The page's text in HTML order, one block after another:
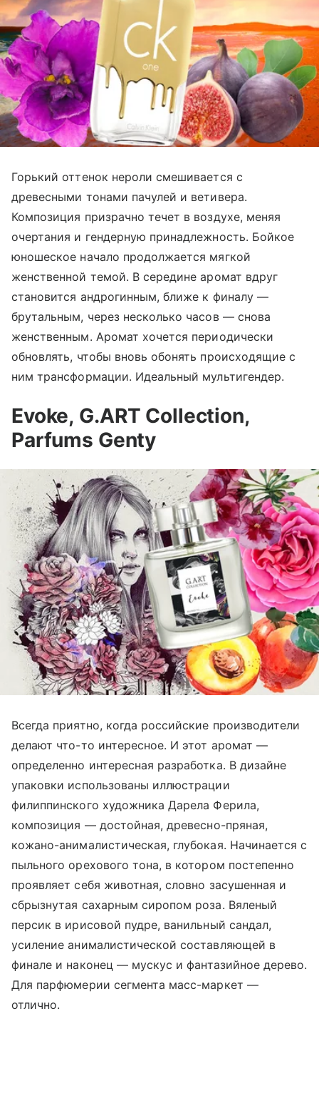
Горький оттенок нероли смешивается с
древесными тонами пачулей и ветивера.
Композиция призрачно течет в воздухе, меняя
очертания и гендерную принадлежность. Бойкое
юношеское начало продолжается мягкой
женственной темой. В середине аромат вдруг
становится андрогинным, ближе к финалу —
брутальным, через несколько часов —снова
женственным. Аромат хочется периодически
обновлять, чтобы вновь обонять происходящие с
ним трансформации. Идеальный мультигендер.
Evoke, G.ART Collection,
Parfums Genty
Всегда приятно, когда российские производители
делают что-то интересное. И этот аромат —
определенно интересная разработка. В дизайне
упаковки использованы иллюстрации
филиппинского художника Дарела Ферила,
композиция —достойная, древесно-пряная,
кожано-анималистическая, глубокая. Начинается с
пыльного орехового тона, в котором постепенно
проявляет себя животная, словно засушенная и
сбрызнутая сахарным сиропом роза. Вяленый
персик в ирисовой пудре, ванильный сандал,
усиление анималистической составляющей в
финале и наконец —мускус и фантазийное дерево.
Для парфюмерии сегмента масс-маркет —
отлично.